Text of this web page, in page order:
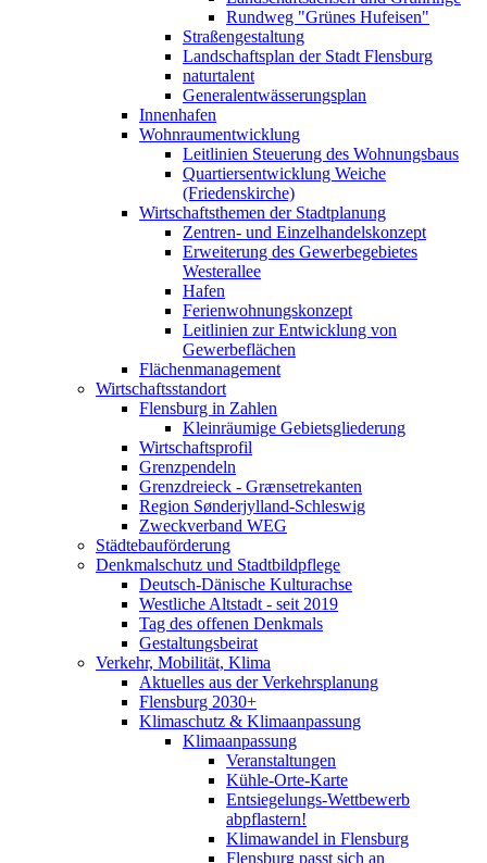
Rundweg "Grünes Hufeisen"
Straßengestaltung
Landschaftsplan der Stadt Flensburg
naturtalent
Generalentwässerungsplan
Innenhafen
Wohnraumentwicklung
Leitlinien Steuerung des Wohnungsbaus
Quartiersentwicklung Weiche
(Friedenskirche)
Wirtschaftsthemen der Stadtplanung
Zentren- und Einzelhandelskonzept
Erweiterung des Gewerbegebietes
Westerallee
Hafen
Ferienwohnungskonzept
Leitlinien zur Entwicklung von
Gewerbeflächen
Flächenmanagement
Wirtschaftsstandort
Flensburg in Zahlen
Kleinräumige Gebietsgliederung
Wirtschaftsprofil
Grenzpendeln
Grenzdreieck - Grænsetrekanten
Region Sønderjylland-Schleswig
Zweckverband WEG
Städtebauförderung
Denkmalschutz und Stadtbildpflege
Deutsch-Dänische Kulturachse
Westliche Altstadt - seit 2019
Tag des offenen Denkmals
Gestaltungsbeirat
Verkehr, Mobilität, Klima
Aktuelles aus der Verkehrsplanung
Flensburg 2030+
Klimaschutz & Klimaanpassung
Klimaanpassung
Veranstaltungen
Kühle-Orte-Karte
Entsiegelungs-Wettbewerb
abpflastern!
Klimawandel in Flensburg
Flensburg passt sich an